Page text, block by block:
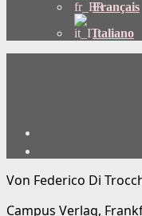
Français
Italiano
Von Federico Di
Campus Verlag,